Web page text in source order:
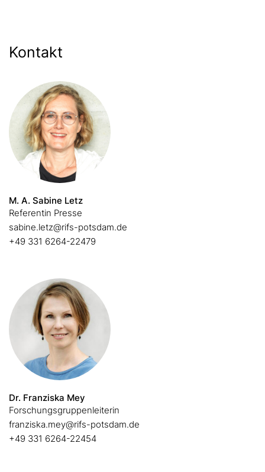
Kontakt
M. A. Sabine Letz
Referentin Presse
sabine.letz@rifs-potsdam.de
+49 331 6264-22479
Dr. Franziska Mey
Forschungsgruppenleiterin
franziska.mey@rifs-potsdam.de
+49 331 6264-22454